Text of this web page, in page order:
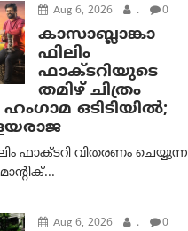
Aug 6, 2026 . 0
കാസാബ്ലാങ്കാ
ഫിലിം
ഫാക്ടറിയുടെ
തമിഴ് ചിത്രം
ഒടിടിയിൽ;
ഫാക്ടറി വിതരണം ചെയ്യുന്ന
Aug 6, 2026 . 0